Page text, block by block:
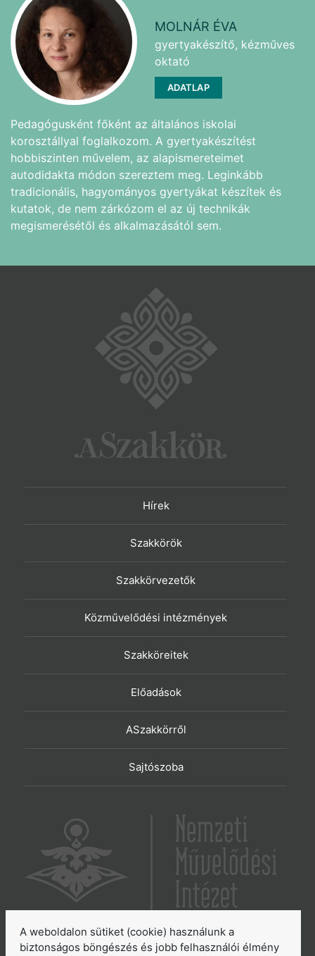
MOLNÁR ÉVA
gyertyakészítő, kézműves
oktató
ADATLAP
Pedagógusként főként az általános iskolai
korosztállyal foglalkozom. A gyertyakészítést
hobbiszinten művelem, az alapismereteimet
autodidakta módon szereztem meg. Leginkább
tradicionális, hagyományos gyertyákat készítek és
kutatok, de nem zárkózom el az új technikák
megismerésétől és alkalmazásától sem.
Hírek
Szakkörök
Szakkörvezetők
Közművelődési intézmények
Szakköreitek
Előadások
ASzakkörről
Sajtószoba
6065 Lakitelek, Szentkirályi út 2.
A weboldalon sütiket (cookie) használunk a
biztonságos böngészés és jobb felhasználói élmény